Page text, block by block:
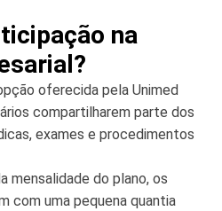
na
oferecida pela Unimed
compartilharem parte dos
exames e procedimentos
mensalidade do plano, os
com uma pequena quantia